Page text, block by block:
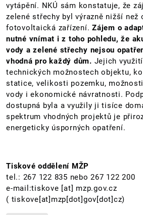
vytápění. NKÚ sám konstatuje, že
zelené střechy byl výrazně nižší než
fotovoltaická zařízení. Zájem o
nutné vnímat i z toho pohledu, že
vody a zelené střechy nejsou
vhodná pro každý dům. Jejich
technických možnostech objektu,
statice, velikosti pozemku,
vody i ekonomické návratnosti.
dostupná byla a využily ji tisíce
spektrum vhodných projektů je
energeticky úsporných opatření.
Tiskové oddělení MŽP
tel.: 267 122 835 nebo 267 122 200
e-mail:tiskove [at] mzp.gov.cz
( tiskove[at]mzp[dot]gov[dot]cz)